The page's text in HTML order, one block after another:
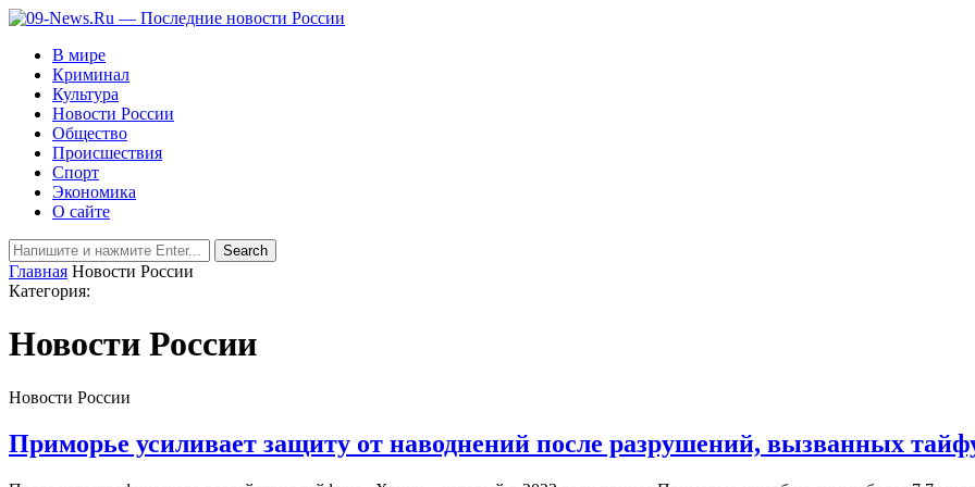
В мире
Криминал
Культура
Новости России
Общество
Происшествия
Спорт
Экономика
О сайте
Главная Новости России
Категория:
Новости России
Новости России
Приморье усиливает защиту от наводнений после разрушений, вызванных